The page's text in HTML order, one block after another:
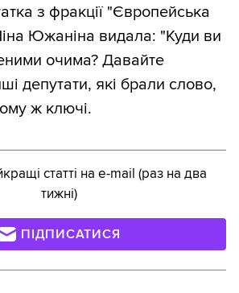
з фракції "Європейська
Южаніна видала: "Куди ви
очима? Давайте
депутати, які брали слово,
ж ключі.
статті на e-mail (раз на два
тижні)
ПІДПИСАТИСЯ